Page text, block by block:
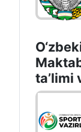
taʼlimi